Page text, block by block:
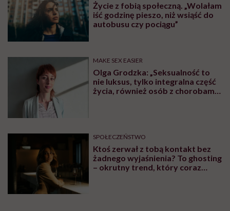
Życie z fobią społeczną. „Wolałam
iść godzinę pieszo, niż wsiąść do
autobusu czy pociągu”
MAKE SEX EASIER
Olga Grodzka: „Seksualność to
nie luksus, tylko integralna część
życia, również osób z chorobami
SPOŁECZEŃSTWO
Ktoś zerwał z tobą kontakt bez
żadnego wyjaśnienia? To ghosting
– okrutny trend, który coraz